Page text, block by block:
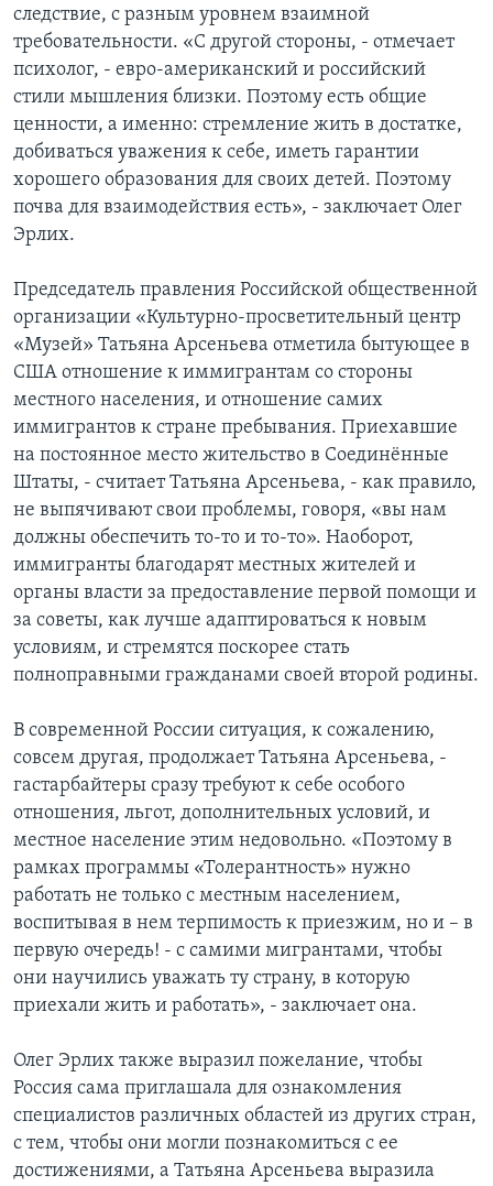
следствие, с разным уровнем взаимной
требовательности. «С другой стороны, - отмечает
психолог, - евро-американский и российский
стили мышления близки. Поэтому есть общие
ценности, а именно: стремление жить в достатке,
добиваться уважения к себе, иметь гарантии
хорошего образования для своих детей. Поэтому
почва для взаимодействия есть», - заключает Олег
Эрлих.
Председатель правления Российской общественной
организации «Культурно-просветительный центр
«Музей» Татьяна Арсеньева отметила бытующее в
США отношение к иммигрантам со стороны
местного населения, и отношение самих
иммигрантов к стране пребывания. Приехавшие
на постоянное место жительство в Соединённые
Штаты, - считает Татьяна Арсеньева, - как правило,
не выпячивают свои проблемы, говоря, «вы нам
должны обеспечить то-то и то-то». Наоборот,
иммигранты благодарят местных жителей и
органы власти за предоставление первой помощи и
за советы, как лучше адаптироваться к новым
условиям, и стремятся поскорее стать
полноправными гражданами своей второй родины.
В современной России ситуация, к сожалению,
совсем другая, продолжает Татьяна Арсеньева, -
гастарбайтеры сразу требуют к себе особого
отношения, льгот, дополнительных условий, и
местное население этим недовольно. «Поэтому в
рамках программы «Толерантность» нужно
работать не только с местным населением,
воспитывая в нем терпимость к приезжим, но и – в
первую очередь! - с самими мигрантами, чтобы
они научились уважать ту страну, в которую
приехали жить и работать», - заключает она.
Олег Эрлих также выразил пожелание, чтобы
Россия сама приглашала для ознакомления
специалистов различных областей из других стран,
с тем, чтобы они могли познакомиться с ее
достижениями, а Татьяна Арсеньева выразила